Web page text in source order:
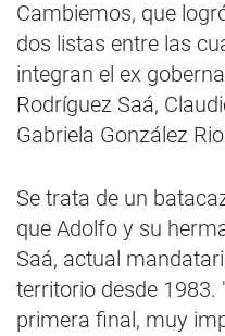
Cambiemos, que
dos listas entre las
integran el ex
Rodríguez Saá,
Gabriela González
Se trata de un
que Adolfo y su
Saá, actual
territorio desde 1983.
primera final, muy